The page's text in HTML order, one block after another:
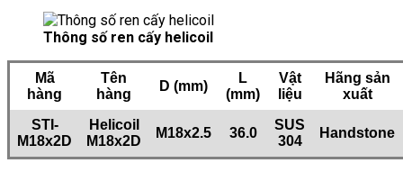
Thông số ren cấy helicoil
Mã
hàng
Tên
hàng
D (mm)
L
(mm)
Vật
liệu
Hãng sản
xuất
STI-
M18x2D
Helicoil
M18x2D
M18x2.5 36.0
SUS
304
Handstone